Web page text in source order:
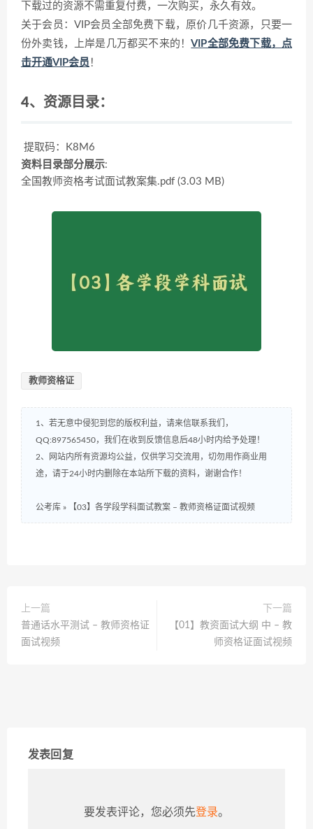
下载过的资源不需重复付费，一次购买，永久有效。
关于会员：VIP会员全部免费下载，原价几千资源，只要一
份外卖钱，上岸是几万都买不来的！VIP全部免费下载，点
击开通VIP会员 ！
4、资源目录：
提取码：K8M6
资料目录部分展示:
全国教师资格考试面试教案集.pdf (3.03 MB)
教师资格证
1、若无意中侵犯到您的版权利益，请来信联系我们，
QQ:897565450，我们在收到反馈信息后48小时内给予处理！
2、网站内所有资源均公益，仅供学习交流用，切勿用作商业用
途，请于24小时内删除在本站所下载的资料，谢谢合作！
公考库 » 【03】各学段学科面试教案 – 教师资格证面试视频
上一篇
普通话水平测试 – 教师资格证
面试视频
下一篇
【01】教资面试大纲 中 – 教
师资格证面试视频
发表回复
要发表评论，您必须先登录。